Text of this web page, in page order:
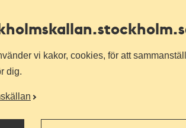
vi kakor, cookies, för att
dig.